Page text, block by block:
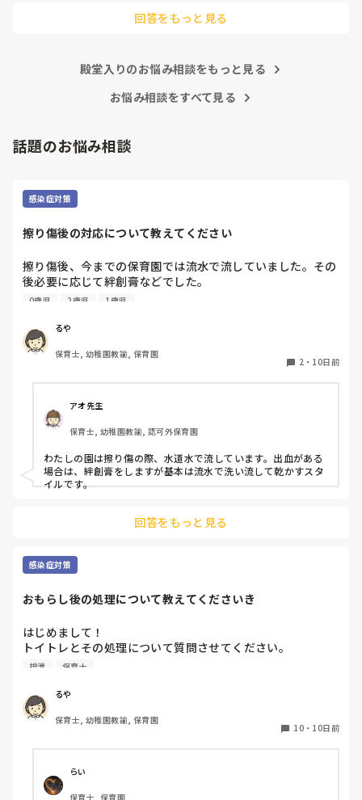
回答をもっと見る
殿堂入りのお悩み相談をもっと見る
お悩み相談をすべて見る
話題のお悩み相談
感染症対策
擦り傷後の対応について教えてください
擦り傷後、今までの保育園では流水で流していました。その
後必要に応じて絆創膏などでした。
4月から新しい保育園で勤務しておりますが、水道がある場
けています。
清浄綿は消毒ではないし、水道あるのになぜ清浄綿なの
か、、聞くタイミングを逃してしまいモヤモヤしたままでい
子どもに安心させるために消毒と言っているのか、、流水で
流した方が不純物が取れるにではないかと思ってしまうので
すが、同じような対応をされているところはありますか？
よかったら教えてください。
0歳児 2歳児 1歳児
るや
保育士, 幼稚園教諭, 保育園
2 ・ 10日前
アオ先生
保育士, 幼稚園教諭, 認可外保育園
わたしの園は擦り傷の際、水道水で流しています。出血がある
場合は、絆創膏をしますが基本は流水で洗い流して乾かすスタ
イルです。
回答をもっと見る
感染症対策
おもらし後の処理について教えてくださいき
はじめまして！
トイトレとその処理について質問させてください。
4月より新しい職場勤務となったのですが、おもらし後の洋
での職場と逆の扱いに戸惑っています。
今までは尿は水洗い、便は感染の恐れがあるため保護者の承
諾のもとそのまま返却でした。
か？
色々異なっており戸惑っています。
同じようなところがありましたら教えてください。
排泄 保育士
るや
保育士, 幼稚園教諭, 保育園
10・ 10日前
らい
保育士, 保育園